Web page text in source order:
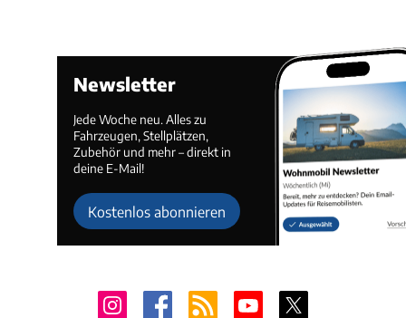
Newsletter
Jede Woche neu. Alles zu
Fahrzeugen, Stellplätzen,
Zubehör und mehr – direkt in
deine E-Mail!
Kostenlos abonnieren